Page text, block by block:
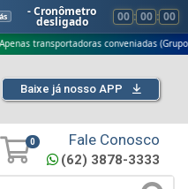
- Cronômetro
desligado 00 : 00 : 00
transportadoras conveniadas (Grupo G5)
Baixe já nosso APP
0 Fale Conosco
(62) 3878-3333